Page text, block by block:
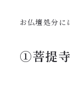
お仏壇処分に
①菩提